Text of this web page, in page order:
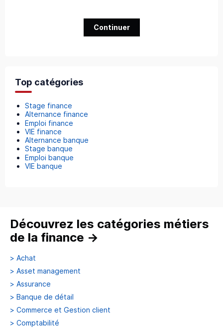
Continuer
Top catégories
Stage finance
Alternance finance
Emploi finance
VIE finance
Alternance banque
Stage banque
Emploi banque
VIE banque
Découvrez les catégories métiers
de la finance →
> Achat
> Asset management
> Assurance
> Banque de détail
> Commerce et Gestion client
> Comptabilité